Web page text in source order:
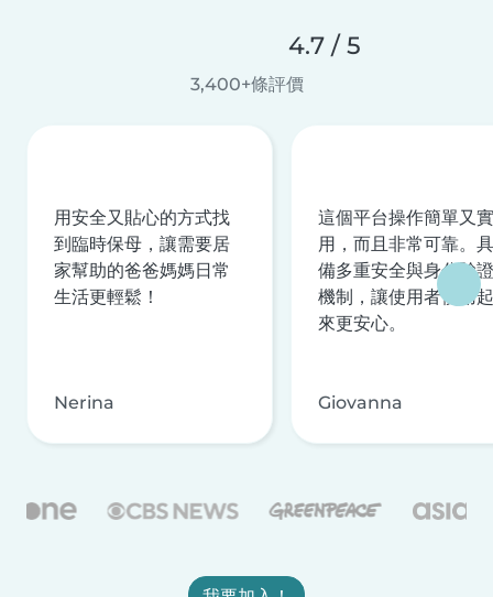
4.7 / 5
3,400+條評價
用安全又貼心的方式找
到臨時保母，讓需要居
家幫助的爸爸媽媽日常
生活更輕鬆！
Nerina
這個平台操作簡單又實
用，而且非常可靠。具
備多重安全與身分驗證
機制，讓使用者使用起
來更安心。
Giovanna